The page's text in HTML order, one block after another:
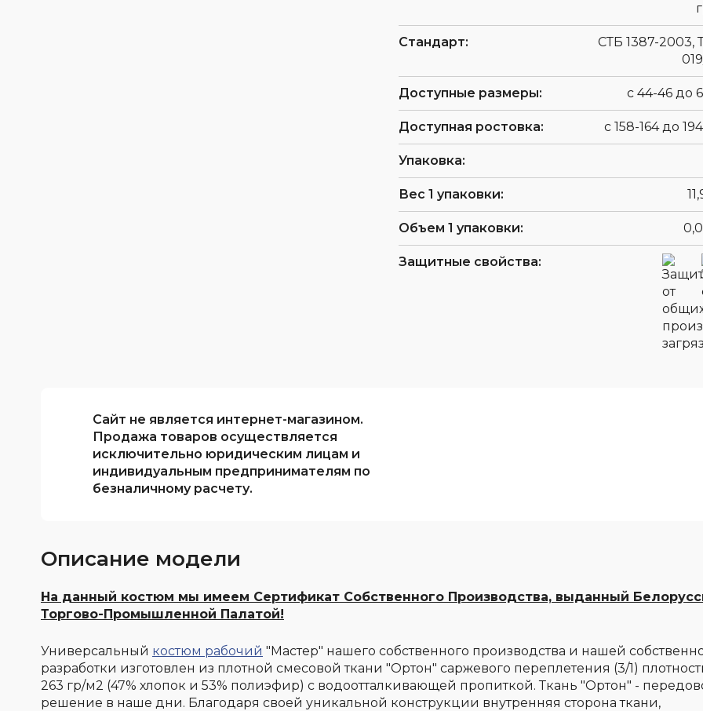
Стандарт:
СТБ 1387-2003,
Доступные размеры: с 44-46 до
Доступная ростовка: с 158-164 до
Упаковка:
Вес 1 упаковки:
Объем 1 упаковки:
Защитные свойства:
Сайт не является интернет-магазином.
Продажа товаров осуществляется
исключительно юридическим лицам и
индивидуальным предпринимателям по
безналичному расчету.
Описание модели
На данный костюм мы имеем Сертификат Собственного Производства, выданный
Торгово-Промышленной Палатой!
Универсальный костюм рабочий "Мастер" нашего собственного производства и нашей
разработки изготовлен из плотной смесовой ткани "Ортон" саржевого переплетения (3/1)
263 гр/м2 (47% хлопок и 53% полиэфир) с водоотталкивающей пропиткой. Ткань "Ортон" -
решение в наше дни. Благодаря своей уникальной конструкции внутренняя сторона ткани,